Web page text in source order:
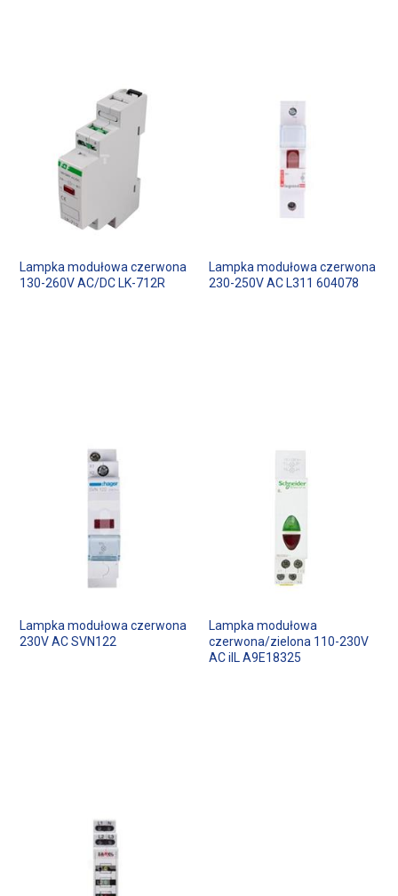
Lampka modułowa czerwona
130-260V AC/DC LK-712R
Lampka modułowa czerwona
230-250V AC L311 604078
Lampka modułowa czerwona
230V AC SVN122
Lampka modułowa
czerwona/zielona 110-230V
AC iIL A9E18325